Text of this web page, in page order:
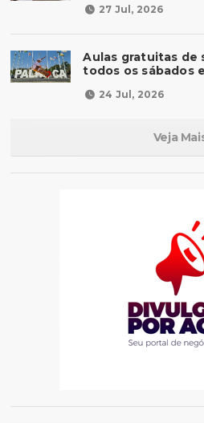
27 Jul, 2026
Aulas gratuitas de
todos os sábados
24 Jul, 2026
Veja